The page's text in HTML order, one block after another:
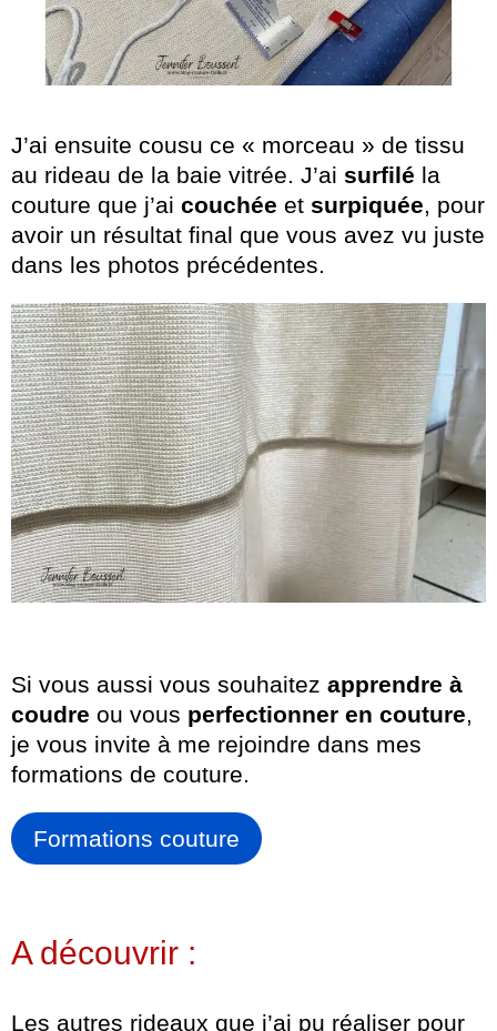
J’ai ensuite cousu ce « morceau » de tissu
au rideau de la baie vitrée. J’ai surfilé la
couture que j’ai couchée et surpiquée, pour
avoir un résultat final que vous avez vu juste
dans les photos précédentes.
Si vous aussi vous souhaitez apprendre à
coudre ou vous perfectionner en couture,
je vous invite à me rejoindre dans mes
formations de couture.
Formations couture
A découvrir :
Les autres rideaux que j’ai pu réaliser pour